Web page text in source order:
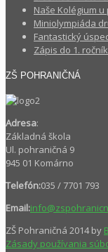
Naše Kolégium
Miniolympiáda
Fantastický
Zápis do 1.
ZŠ POHRANIČNÁ
Adresa:
Základná škola
Ul. pohraničná 9
945 01 Komárno
Telefón:035 / 7701 793
Email:
ZŠ Pohraničná 2014 by
Zásady používania